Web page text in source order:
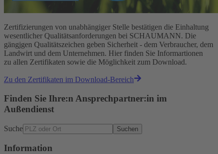
Zertifizierungen von unabhängiger Stelle bestätigen die Einhaltung
wesentlicher Qualitätsanforderungen bei SCHAUMANN. Die
gängjgen Qualitätszeichen geben Sicherheit - dem Verbraucher, dem
Landwirt und dem Unternehmen. Hier finden Sie Informartionen
zu allen Zertifikaten sowie die Möglichkeit zum Download.
Zu den Zertifikaten im Download-Bereich
Finden Sie Ihre:n Ansprechpartner:in im
Außendienst
Suche Suchen
Information